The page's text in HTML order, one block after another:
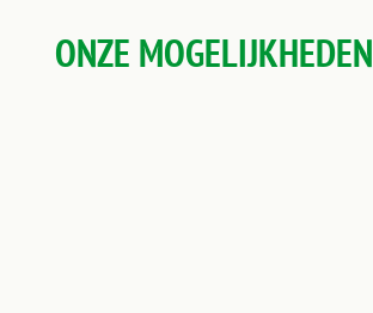
ONZE MOGELIJKHEDEN